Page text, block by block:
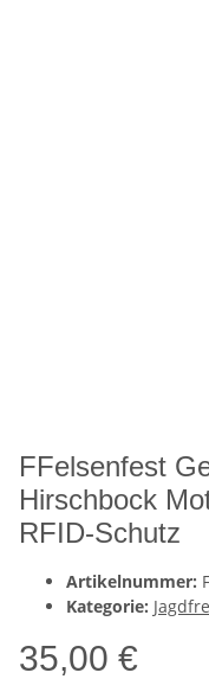
FFelsenfest
Hirschbock
RFID-Schutz
Artikelnummer:
Kategorie:
35,00 €